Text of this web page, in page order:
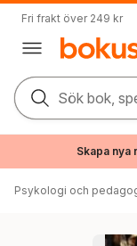
Fri frakt över 249 kr
Sök bok,
Skapa nya
Psykologi och